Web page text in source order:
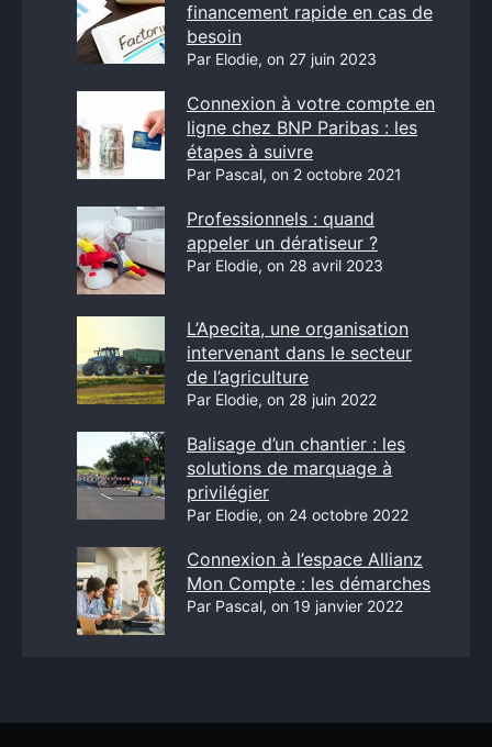
financement rapide en cas de
besoin
Par Elodie, on 27 juin 2023
Connexion à votre compte en
ligne chez BNP Paribas : les
étapes à suivre
Par Pascal, on 2 octobre 2021
Professionnels : quand
appeler un dératiseur ?
Par Elodie, on 28 avril 2023
L’Apecita, une organisation
intervenant dans le secteur
de l’agriculture
Par Elodie, on 28 juin 2022
Balisage d’un chantier : les
solutions de marquage à
privilégier
Par Elodie, on 24 octobre 2022
Connexion à l’espace Allianz
Mon Compte : les démarches
Par Pascal, on 19 janvier 2022